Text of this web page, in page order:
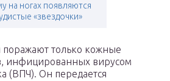
на ногах появляются
«звездочки»
поражают только кожные
инфицированных вирусом
(ВПЧ). Он передается